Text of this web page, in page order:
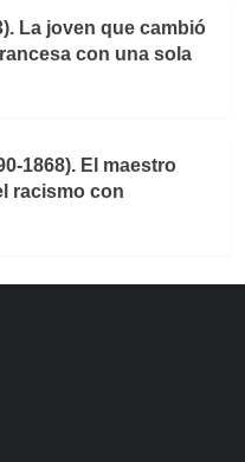
La joven que cambió
con una sola
1868). El maestro
racismo con